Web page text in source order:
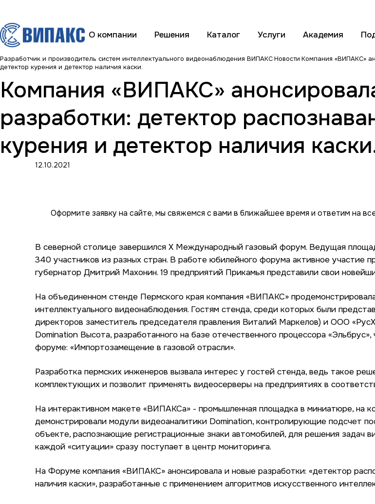
О компании Решения Каталог Услуги Академия
Разработчик и производитель систем интеллектуального видеонаблюдения ВИПАКСНовости Компания «ВИПАКС»
детектор курения и детектор наличия каски.
Компания «ВИПАКС»
разработки: детектор
курения и детектор наличия
12.10.2021
Оформите заявку на сайте, мы свяжемся с вами в ближайшее время и ответим на
В северной столице завершился Х Международный газовый форум. Ведущая
340 участников из разных стран. В работе юбилейного форума активное участие
губернатор Дмитрий Махонин. 19 предприятий Прикамья представили свои
На объединенном стенде Пермского края компания «ВИПАКС»
интеллектуального видеонаблюдения. Гостям стенда, среди которых были
директоров заместитель председателя правления Виталий Маркелов) и ООО
Domination Высота, разработанного на базе отечественного процессора
форуме: «Импортозамещение в газовой отрасли».
Разработка пермских инженеров вызвала интерес у гостей стенда, ведь такое
комплектующих и позволит применять видеосерверы на предприятиях в
На интерактивном макете «ВИПАКСа» - промышленная площадка в миниатюре, на
демонстрировали модули видеоаналитики Domination, контролирующие подсчет
объекте, распознающие регистрационные знаки автомобилей, для решения задач
каждой «ситуации» сразу поступает в центр мониторинга.
На Форуме компания «ВИПАКС» анонсировала и новые разработки: «детектор
наличия каски», разработанные с применением алгоритмов искусственного